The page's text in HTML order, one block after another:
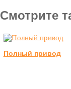
Смотрите
Полный привод